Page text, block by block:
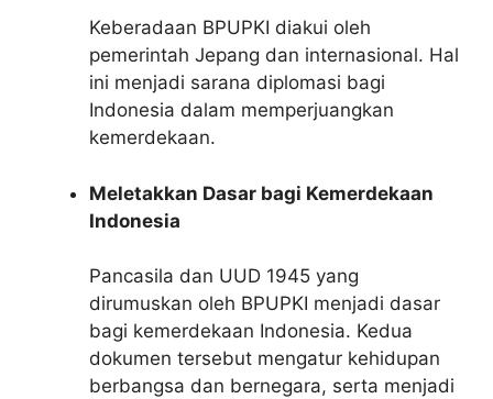
Keberadaan BPUPKI diakui oleh
pemerintah Jepang dan internasional. Hal
ini menjadi sarana diplomasi bagi
Indonesia dalam memperjuangkan
kemerdekaan.
Meletakkan Dasar bagi Kemerdekaan
Indonesia
Pancasila dan UUD 1945 yang
dirumuskan oleh BPUPKI menjadi dasar
bagi kemerdekaan Indonesia. Kedua
dokumen tersebut mengatur kehidupan
berbangsa dan bernegara, serta menjadi